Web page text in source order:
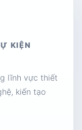
KIỆN
lĩnh vực thiết
kiến tạo